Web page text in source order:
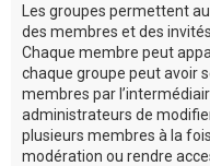
Les groupes permettent
des membres et des
Chaque membre peut
chaque groupe peut avoir
membres par
administrateurs de
plusieurs membres à la
modération ou rendre